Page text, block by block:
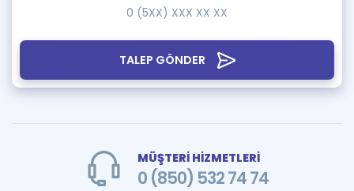
TALEP GÖNDER
MÜŞTERİ HİZMETLERİ
0 (850) 532 74 74